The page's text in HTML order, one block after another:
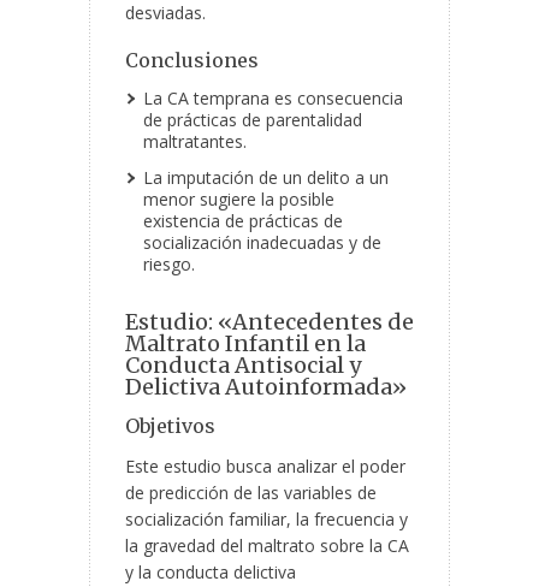
desviadas.
Conclusiones
La CA temprana es consecuencia
de prácticas de parentalidad
maltratantes.
La imputación de un delito a un
menor sugiere la posible
existencia de prácticas de
socialización inadecuadas y de
riesgo.
Estudio: «Antecedentes de
Maltrato Infantil en la
Conducta Antisocial y
Delictiva Autoinformada»
Objetivos
Este estudio busca analizar el poder
de predicción de las variables de
socialización familiar, la frecuencia y
la gravedad del maltrato sobre la CA
y la conducta delictiva